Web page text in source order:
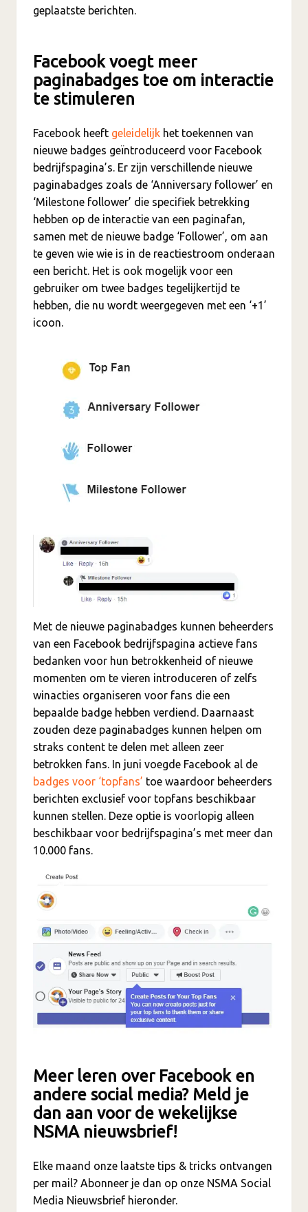
geplaatste berichten.
Facebook voegt meer
paginabadges toe om interactie
te stimuleren
Facebook heeft geleidelijk het toekennen van
nieuwe badges geïntroduceerd voor Facebook
bedrijfspagina’s. Er zijn verschillende nieuwe
paginabadges zoals de ‘Anniversary follower’ en
‘Milestone follower’ die specifiek betrekking
hebben op de interactie van een paginafan,
samen met de nieuwe badge ‘Follower’, om aan
te geven wie wie is in de reactiestroom onderaan
een bericht. Het is ook mogelijk voor een
gebruiker om twee badges tegelijkertijd te
hebben, die nu wordt weergegeven met een ‘+1’
icoon.
Met de nieuwe paginabadges kunnen beheerders
van een Facebook bedrijfspagina actieve fans
bedanken voor hun betrokkenheid of nieuwe
momenten om te vieren introduceren of zelfs
winacties organiseren voor fans die een
bepaalde badge hebben verdiend. Daarnaast
zouden deze paginabadges kunnen helpen om
straks content te delen met alleen zeer
betrokken fans. In juni voegde Facebook al de
badges voor ‘topfans’ toe waardoor beheerders
berichten exclusief voor topfans beschikbaar
kunnen stellen. Deze optie is voorlopig alleen
beschikbaar voor bedrijfspagina’s met meer dan
10.000 fans.
Meer leren over Facebook en
andere social media? Meld je
dan aan voor de wekelijkse
NSMA nieuwsbrief!
Elke maand onze laatste tips & tricks ontvangen
per mail? Abonneer je dan op onze NSMA Social
Media Nieuwsbrief hieronder.